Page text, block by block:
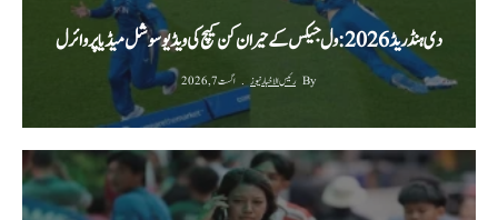
دی ہنڈریڈ 2026: ول جیکس کے حیران کن کیچ کی ویڈیو سوشل میڈیا پر وائرل
By رئیس الاخبار نیوز اگست 7, 2026